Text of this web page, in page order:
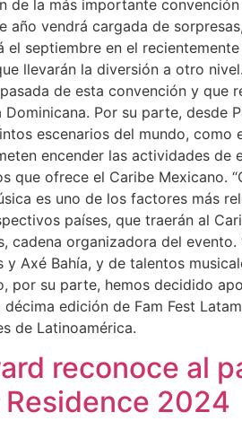
de la más importante
año vendrá cargada de
septiembre en el
llevarán la diversión a otro
de esta convención y
Por su parte,
escenarios del mundo,
encender las actividades
que ofrece el Caribe Mexicano.
es uno de los factores más
países, que traerán al
cadena organizadora del
Axé Bahía, y de talentos
por su parte, hemos decidido
edición de Fam Fest
de Latinoamérica.
reconoce al
2024